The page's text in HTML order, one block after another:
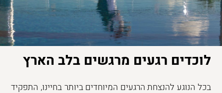
לוכדים רגעים מרגשים בלב הארץ
בכל הנוגע להנצחת הרגעים המיוחדים ביותר בחיינו, התפקיד